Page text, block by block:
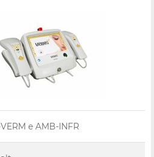
e AMB-INFR